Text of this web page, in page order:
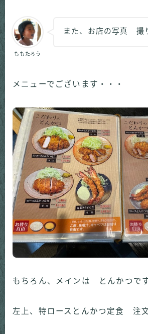
ももたろう
また、お店の写真 撮
メニューでございます・・・
もちろん、メインは とんかつで
左上、特ロースとんかつ定食 注文